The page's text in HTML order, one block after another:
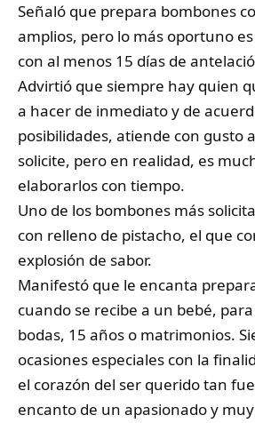
Señaló que prepara bombones
amplios, pero lo más oportuno
con al menos 15 días de
Advirtió que siempre hay quien
a hacer de inmediato y de
posibilidades, atiende con gusto
solicite, pero en realidad, es
elaborarlos con tiempo.
Uno de los bombones más
con relleno de pistacho, el que
explosión de sabor.
Manifestó que le encanta
cuando se recibe a un bebé,
bodas, 15 años o matrimonios.
ocasiones especiales con la
el corazón del ser querido tan
encanto de un apasionado y